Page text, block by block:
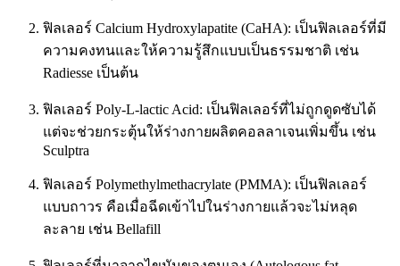
ฟิลเลอร์ Calcium Hydroxylapatite (CaHA): เป็นฟิลเลอร์ที่มี
ความคงทนและให้ความรู้สึกแบบเป็นธรรมชาติ เช่น
Radiesse เป็นต้น
ฟิลเลอร์ Poly-L-lactic Acid: เป็นฟิลเลอร์ที่ไม่ถูกดูดซับได้
แต่จะช่วยกระตุ้นให้ร่างกายผลิตคอลลาเจนเพิ่มขึ้น เช่น
Sculptra
ฟิลเลอร์ Polymethylmethacrylate (PMMA): เป็นฟิลเลอร์
แบบถาวร คือเมื่อฉีดเข้าไปในร่างกายแล้วจะไม่หลุด
ละลาย เช่น Bellafill